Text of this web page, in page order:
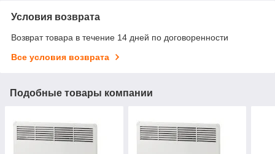
Условия возврата
Возврат товара в течение 14 дней по договоренности
Все условия возврата
Подобные товары компании